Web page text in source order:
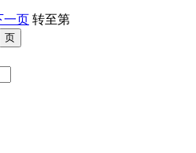
一页 转至第